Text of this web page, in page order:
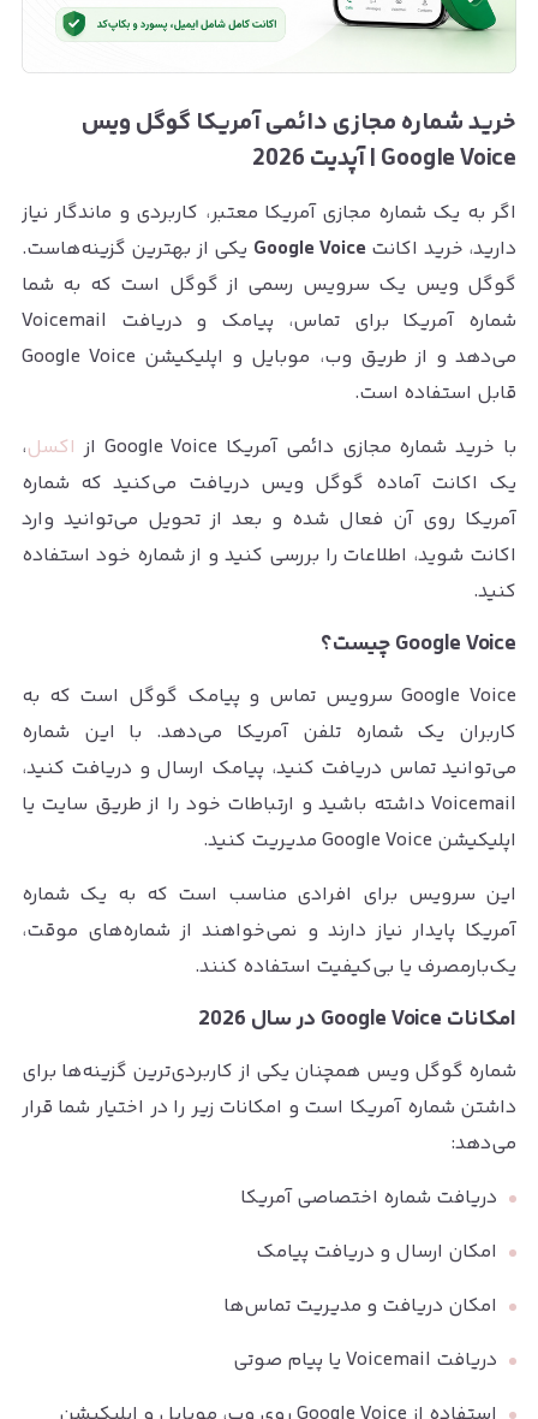
خرید شماره مجازی دائمی آمریکا گوگل ویس
Google Voice | آپدیت 2026
اگر به یک شماره مجازی آمریکا معتبر، کاربردی و ماندگار نیاز
دارید، خرید اکانت Google Voice یکی از بهترین گزینه‌هاست.
گوگل ویس یک سرویس رسمی از گوگل است که به شما
شماره آمریکا برای تماس، پیامک و دریافت Voicemail
می‌دهد و از طریق وب، موبایل و اپلیکیشن Google Voice
قابل استفاده است.
با خرید شماره مجازی دائمی آمریکا Google Voice از
اکسل،
یک اکانت آماده گوگل ویس دریافت می‌کنید که شماره
آمریکا روی آن فعال شده و بعد از تحویل می‌توانید وارد
اکانت شوید، اطلاعات را بررسی کنید و از شماره خود استفاده
کنید.
Google Voice چیست؟
Google Voice سرویس تماس و پیامک گوگل است که به
کاربران یک شماره تلفن آمریکا می‌دهد. با این شماره
می‌توانید تماس دریافت کنید، پیامک ارسال و دریافت کنید،
Voicemail داشته باشید و ارتباطات خود را از طریق سایت یا
اپلیکیشن Google Voice مدیریت کنید.
این سرویس برای افرادی مناسب است که به یک شماره
آمریکا پایدار نیاز دارند و نمی‌خواهند از شماره‌های موقت،
یک‌بارمصرف یا بی‌کیفیت استفاده کنند.
امکانات Google Voice در سال 2026
شماره گوگل ویس همچنان یکی از کاربردی‌ترین گزینه‌ها برای
داشتن شماره آمریکا است و امکانات زیر را در اختیار شما قرار
می‌دهد:
دریافت شماره اختصاصی آمریکا
امکان ارسال و دریافت پیامک
امکان دریافت و مدیریت تماس‌ها
دریافت Voicemail یا پیام صوتی